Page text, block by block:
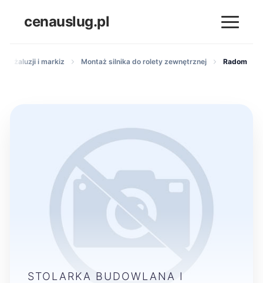
cenauslug.pl
żaluzji i markiz Montaż silnika do rolety zewnętrznej Radom
STOLARKA BUDOWLANA I